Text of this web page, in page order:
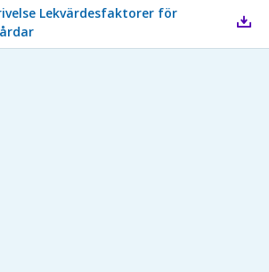
Lekvärdesfaktorer för